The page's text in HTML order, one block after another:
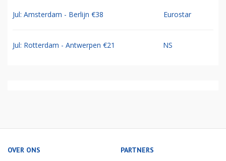
Jul: Amsterdam - Berlijn €38 Eurostar
Jul: Rotterdam - Antwerpen €21 NS
OVER ONS PARTNERS